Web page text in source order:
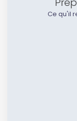
Ce qu'il